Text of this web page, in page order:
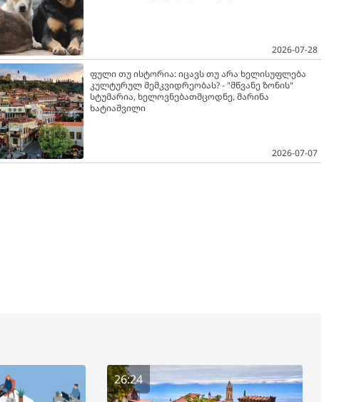
2026-07-28
ფული თუ ისტორია: იცავს თუ არა ხელისუფლება
კულტურულ მემკვიდრეობას? - "მწვანე ზონის"
სტუმარია, ხელოვნებათმცოდნე, მარინა
ხატიაშვილი
2026-07-07
26:24